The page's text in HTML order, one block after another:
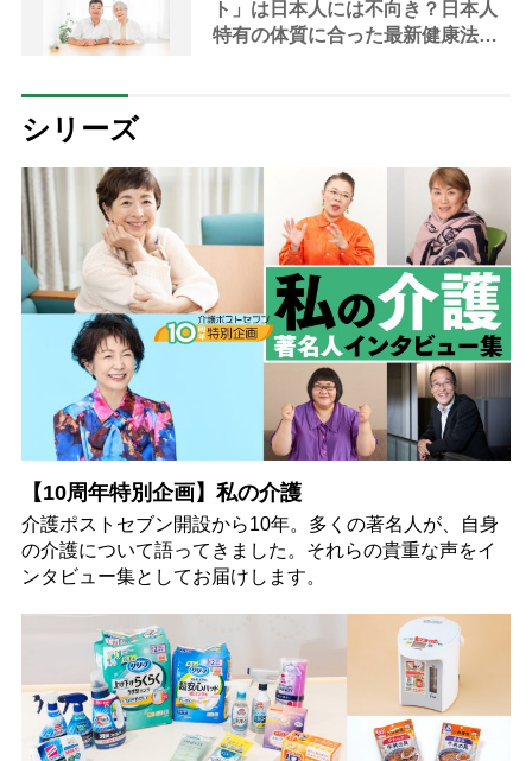
ト」は日本人には不向き？日本人
特有の体質に合った最新健康法を
シリーズ
【10周年特別企画】私の介護
介護ポストセブン開設から10年。多くの著名人が、自身
の介護について語ってきました。それらの貴重な声をイ
ンタビュー集としてお届けします。